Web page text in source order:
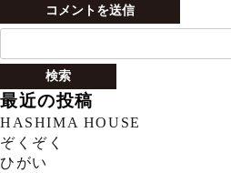
検
最近の投稿
HASHIMA HOUSE
ぞくぞく
ひがい